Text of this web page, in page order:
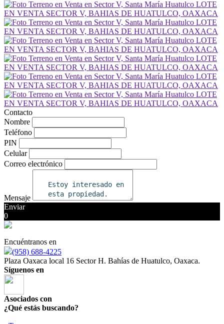
Contacto
Nombre
Teléfono
PIN
Celular
Correo electrónico
Mensaje
Enviar
0
Encuéntranos en
(958) 688-4225
Plaza Oaxaca local 16 Sector H. Bahías de Huatulco, Oaxaca.
Síguenos en
Asociados con
¿Qué estás buscando?